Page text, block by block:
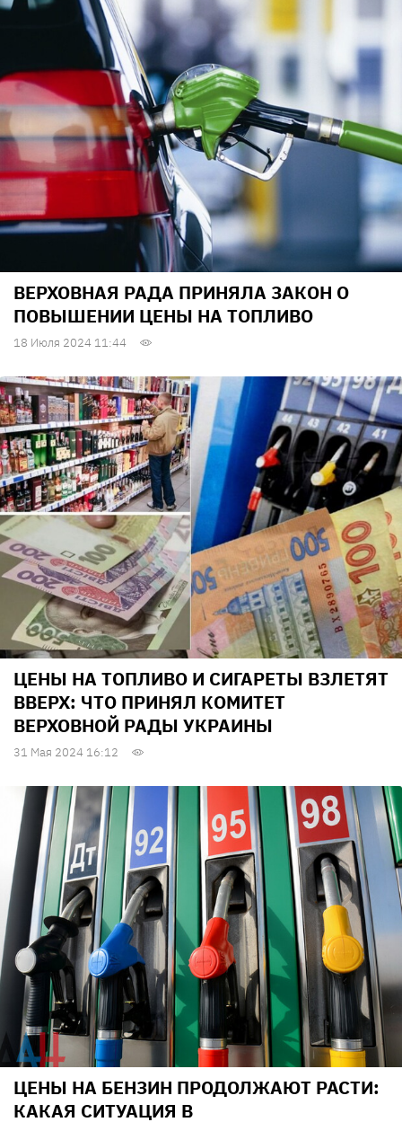
ВЕРХОВНАЯ РАДА ПРИНЯЛА ЗАКОН О
ПОВЫШЕНИИ ЦЕНЫ НА ТОПЛИВО
18 Июля 2024 11:44
ЦЕНЫ НА ТОПЛИВО И СИГАРЕТЫ ВЗЛЕТЯТ
ВВЕРХ: ЧТО ПРИНЯЛ КОМИТЕТ
ВЕРХОВНОЙ РАДЫ УКРАИНЫ
31 Мая 2024 16:12
ЦЕНЫ НА БЕНЗИН ПРОДОЛЖАЮТ РАСТИ:
КАКАЯ СИТУАЦИЯ В